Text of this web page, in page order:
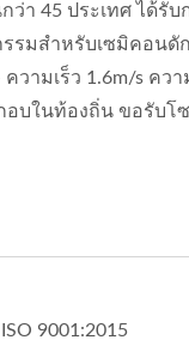
า 45 ประเทศ ได้รับ
รมสำหรับเซมิคอนดั
ามเร็ว 1.6m/s ควา
บในท้องถิ่น ขอรับโ
9001:2015